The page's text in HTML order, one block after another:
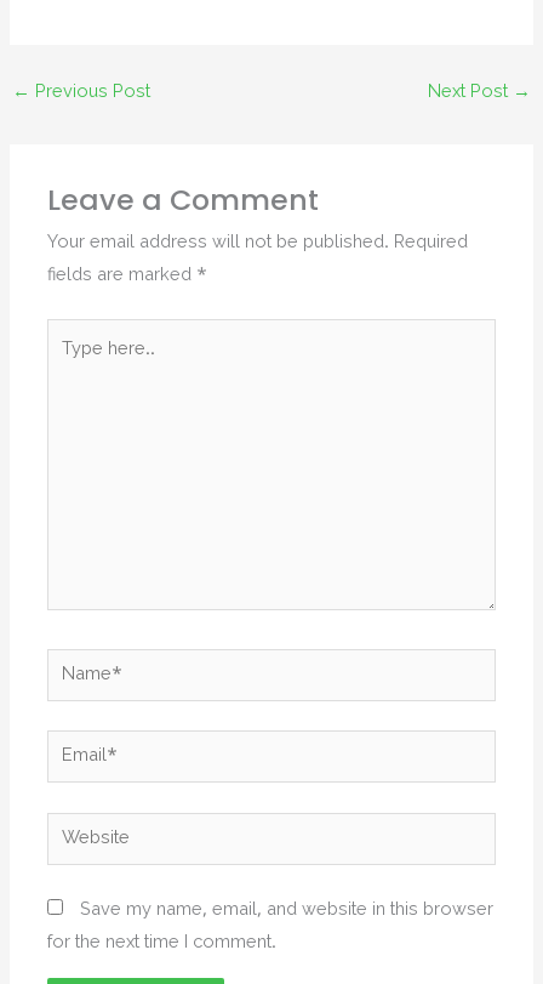
← Previous Post Next Post →
Leave a Comment
Your email address will not be published. Required
fields are marked *
Name*
Email*
Website
Save my name, email, and website in this browser
for the next time I comment.